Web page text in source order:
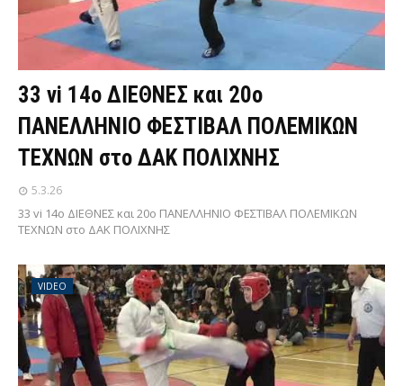
33 vi 14ο ΔΙΕΘΝΕΣ και 20ο
ΠΑΝΕΛΛΗΝΙΟ ΦΕΣΤΙΒΑΛ ΠΟΛΕΜΙΚΩΝ
ΤΕΧΝΩΝ στο ΔΑΚ ΠΟΛΙΧΝΗΣ
5.3.26
33 vi 14ο ΔΙΕΘΝΕΣ και 20ο ΠΑΝΕΛΛΗΝΙΟ ΦΕΣΤΙΒΑΛ ΠΟΛΕΜΙΚΩΝ
ΤΕΧΝΩΝ στο ΔΑΚ ΠΟΛΙΧΝΗΣ
VIDEO